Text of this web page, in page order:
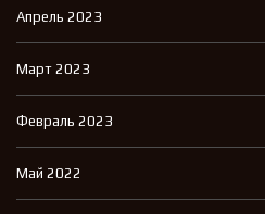
Апрель 2023
Март 2023
Февраль 2023
Май 2022